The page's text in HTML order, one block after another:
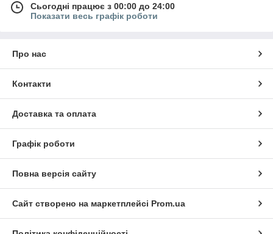
Сьогодні працює з 00:00 до 24:00
Показати весь графік роботи
Про нас
Контакти
Доставка та оплата
Графік роботи
Повна версія сайту
Сайт створено на маркетплейсі Prom.ua